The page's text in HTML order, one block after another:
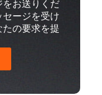
をお送りくだ
セージを受け
の要求を提